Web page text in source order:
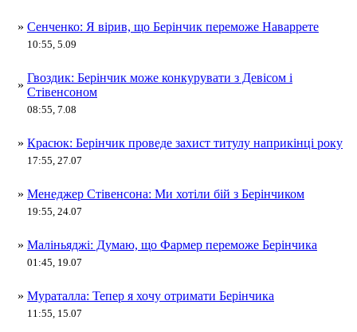
» Сенченко: Я вірив, що Берінчик переможе Наваррете
10:55, 5.09
»
Гвоздик: Берінчик може конкурувати з Девісом і
Стівенсоном
08:55, 7.08
» Красюк: Берінчик проведе захист титулу наприкінці року
17:55, 27.07
» Менеджер Стівенсона: Ми хотіли бій з Берінчиком
19:55, 24.07
» Маліньяджі: Думаю, що Фармер переможе Берінчика
01:45, 19.07
» Мураталла: Тепер я хочу отримати Берінчика
11:55, 15.07